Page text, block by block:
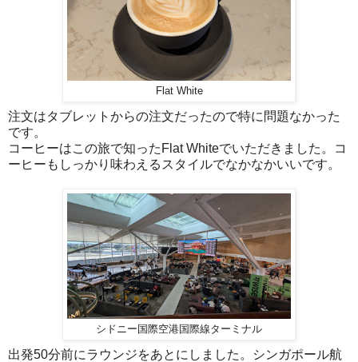
Flat White
注文はタブレットからの注文だったので特に問題なかった
です。
コーヒーはこの旅で知ったFlat Whiteでいただきました。コ
ーヒーもしっかり味わえるスタイルでなかなかいいです。
シドニー国際空港国際線ターミナル
出発50分前にラウンジをあとにしました。シンガポール航